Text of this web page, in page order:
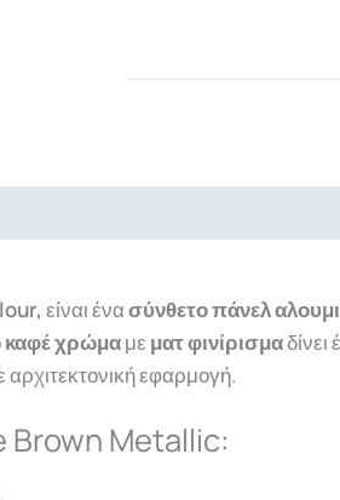
είναι ένασύνθετο πάνελ
χρώμαμε ματ φινίρισμα
αρχιτεκτονική εφαρμογή.
Brown Metallic: